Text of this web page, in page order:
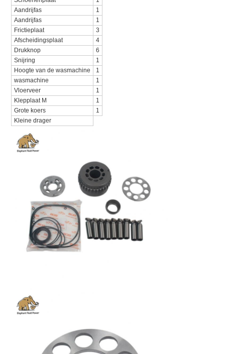
Aandrijfas
1
Aandrijfas
1
Frictieplaat
3
Afscheidingsplaat
4
Drukknop
6
Snijring
1
Hoogte van de wasmachine
1
wasmachine
1
Vloerveer
1
Klepplaat M
1
Grote koers
1
Kleine drager